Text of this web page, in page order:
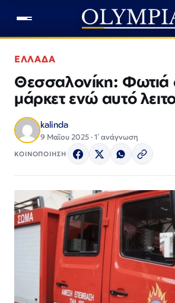
ΕΛΛΑΔΑ
Θεσσαλονίκη: Φωτιά
μάρκετ ενώ αυτό
kalinda
9 Μαΐου 2025 · 1΄ ανάγνωση
ΚΟΙΝΟΠΟΙΗΣΗ